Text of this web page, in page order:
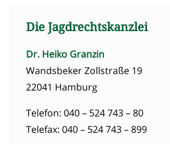
Die Jagdrechtskanzlei
Dr. Heiko Granzin
Wandsbeker Zollstraße 19
22041 Hamburg
Telefon: 040 – 524 743 – 80
Telefax: 040 – 524 743 – 899